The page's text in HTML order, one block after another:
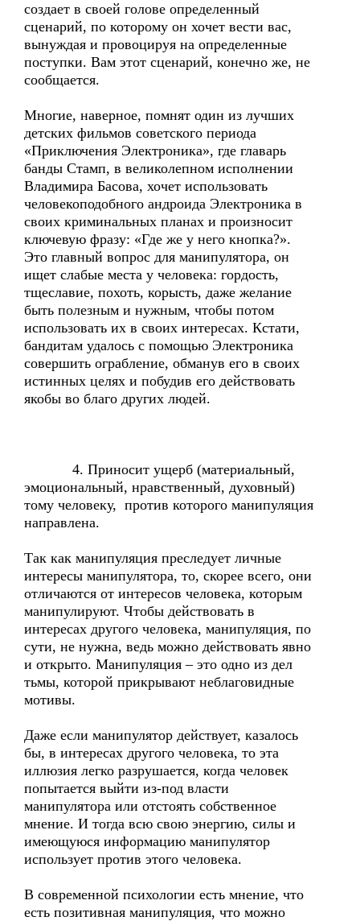
создает в своей голове определенный
сценарий, по которому он хочет вести вас,
вынуждая и провоцируя на определенные
поступки. Вам этот сценарий, конечно же, не
сообщается.
Многие, наверное, помнят один из лучших
детских фильмов советского периода
«Приключения Электроника», где главарь
банды Стамп, в великолепном исполнении
Владимира Басова, хочет использовать
человекоподобного андроида Электроника в
своих криминальных планах и произносит
ключевую фразу: «Где же у него кнопка?».
Это главный вопрос для манипулятора, он
ищет слабые места у человека: гордость,
тщеславие, похоть, корысть, даже желание
быть полезным и нужным, чтобы потом
использовать их в своих интересах. Кстати,
бандитам удалось с помощью Электроника
совершить ограбление, обманув его в своих
истинных целях и побудив его действовать
якобы во благо других людей.
4. Приносит ущерб (материальный,
эмоциональный, нравственный, духовный)
тому человеку, против которого манипуляция
направлена.
Так как манипуляция преследует личные
интересы манипулятора, то, скорее всего, они
отличаются от интересов человека, которым
манипулируют. Чтобы действовать в
интересах другого человека, манипуляция, по
сути, не нужна, ведь можно действовать явно
и открыто. Манипуляция – это одно из дел
тьмы, которой прикрывают неблаговидные
мотивы.
Даже если манипулятор действует, казалось
бы, в интересах другого человека, то эта
иллюзия легко разрушается, когда человек
попытается выйти из-под власти
манипулятора или отстоять собственное
мнение. И тогда всю свою энергию, силы и
имеющуюся информацию манипулятор
использует против этого человека.
В современной психологии есть мнение, что
есть позитивная манипуляция, что можно